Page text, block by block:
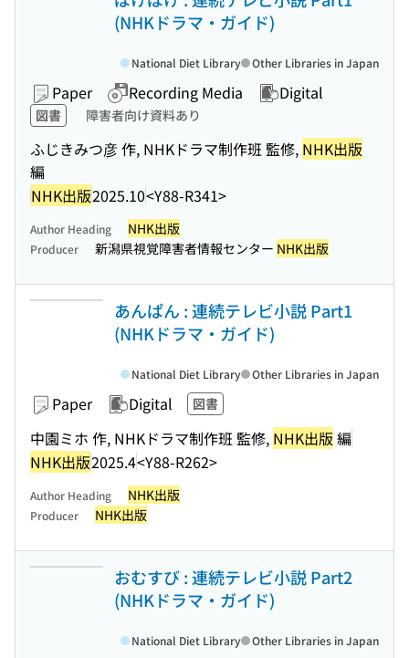
(NHKドラマ・ガイド)
Paper Recording Media Digital
図書 障害者向け資料あり
ふじきみつ彦 作, NHKドラマ制作班 監修, NHK出版
編
NHK出版2025.10<Y88-R341>
National Diet Library Other Libraries in Japan
Author Heading NHK出版
Producer 新潟県視覚障害者情報センター NHK出版
あんぱん : 連続テレビ小説 Part1
(NHKドラマ・ガイド)
Paper Digital 図書
中園ミホ 作, NHKドラマ制作班 監修, NHK出版 編
NHK出版2025.4<Y88-R262>
National Diet Library Other Libraries in Japan
Author Heading NHK出版
Producer NHK出版
おむすび : 連続テレビ小説 Part2
(NHKドラマ・ガイド)
National Diet Library Other Libraries in Japan